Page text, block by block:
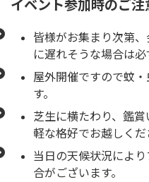
イベント参加時のご注
皆様がお集まり次第
に遅れそうな場合は必
屋外開催ですので蚊
す。
芝生に横たわり、鑑
軽な格好でお越しくだ
当日の天候状況によ
合がございます。